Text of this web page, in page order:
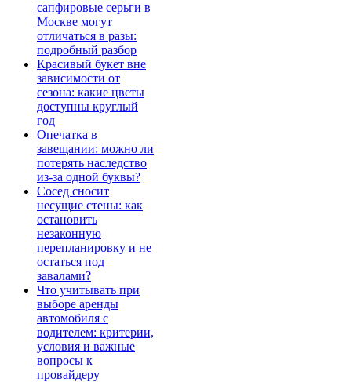
сапфировые серьги в
Москве могут
отличаться в разы:
подробный разбор
Красивый букет вне
зависимости от
сезона: какие цветы
доступны круглый
год
Опечатка в
завещании: можно ли
потерять наследство
из-за одной буквы?
Сосед сносит
несущие стены: как
остановить
незаконную
перепланировку и не
остаться под
завалами?
Что учитывать при
выборе аренды
автомобиля с
водителем: критерии,
условия и важные
вопросы к
провайдеру